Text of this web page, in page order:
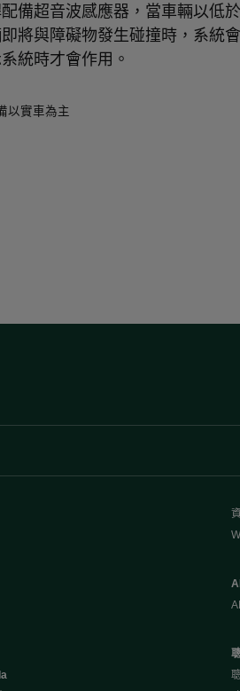
備超音波感應器，當車輛以低
將與障礙物發生碰撞時，系統
統時才會作用。
以實車為主